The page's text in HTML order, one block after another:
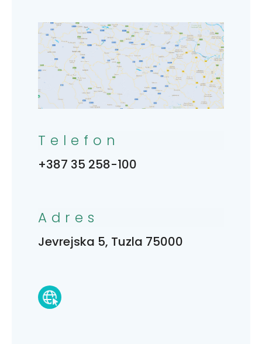
Telefon
+387 35 258-100
Adres
Jevrejska 5, Tuzla 75000